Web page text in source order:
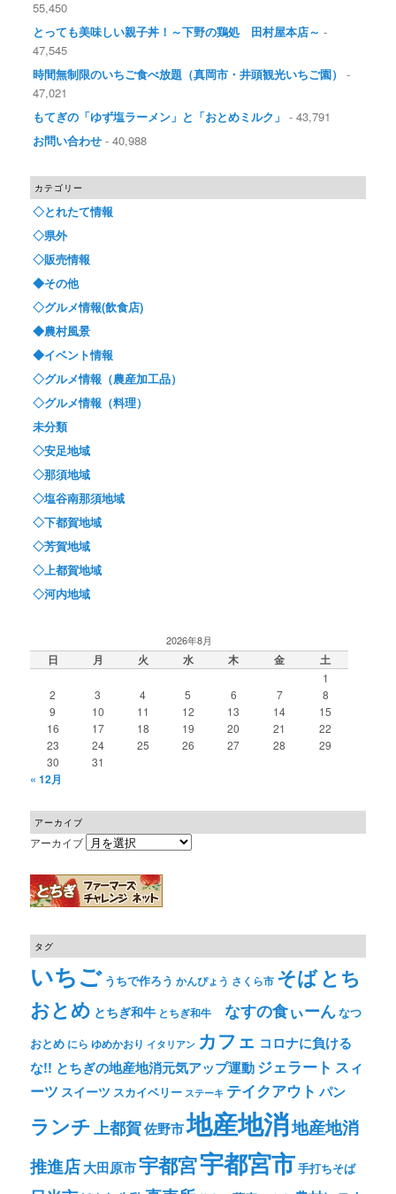
55,450
とっても美味しい親子丼！～下野の鶏処 田村屋本店～ -
47,545
時間無制限のいちご食べ放題（真岡市・井頭観光いちご園）
-
47,021
もてぎの「ゆず塩ラーメン」と「おとめミルク」 - 43,791
お問い合わせ - 40,988
カテゴリー
◇とれたて情報
◇県外
◇販売情報
◆その他
◇グルメ情報(飲食店)
◆農村風景
◆イベント情報
◇グルメ情報（農産加工品）
◇グルメ情報（料理）
未分類
◇安足地域
◇那須地域
◇塩谷南那須地域
◇下都賀地域
◇芳賀地域
◇上都賀地域
◇河内地域
2026年8月
日 月 火 水 木 金 土
1
2
3 4 5 6 7
8
9
10 11 12 13 14
15
16
17 18 19 20 21
22
23
24 25 26 27 28
29
30
31
« 12月
アーカイブ
アーカイブ
タグ
いちご うちで作ろう かんぴょう さくら市 そばとち
おとめ とちぎ和牛 とちぎ和牛 なすの食ぃーんなつ
おとめ にら ゆめかおり イタリアン カフェ コロナに負ける
な!! とちぎの地産地消元気アップ運動ジェラート スィ
ーツ スイーツ スカイベリー ステーキ テイクアウト パン
ランチ上都賀佐野市地産地消地産地消
推進店大田原市宇都宮宇都宮市手打ちそば